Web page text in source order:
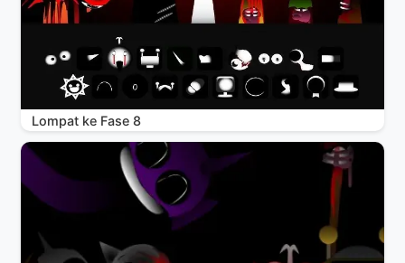
Lompat ke Fase 8